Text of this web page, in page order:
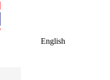
English